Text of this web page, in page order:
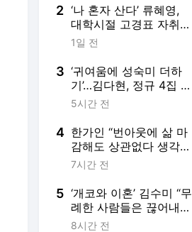
2 ‘나 혼자 산다’ 류혜영,
대학시절 고경표 자취방
에서 고경표 부모님 만
1일 전
3 ‘귀여움에 성숙미 더하
기’…김다현, 정규 4집 음
악적 변신 예고
5시간 전
4 한가인 “번아웃에 삶 마
감해도 상관없다 생각…
유튜브로 극복”
7시간 전
5 ‘개코와 이혼’ 김수미 “무
례한 사람들은 끊어내
야…이젠 연하가 좋아”
8시간 전